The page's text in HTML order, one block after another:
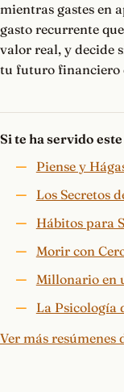
mientras gastes en
gasto recurrente
valor real, y decide
tu futuro financiero
Si te ha servido
Piense y
Los Secretos
Hábitos para
Morir con
Millonario en
La Psicología
Ver más resúmenes